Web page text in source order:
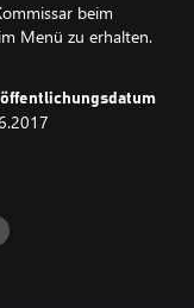
beim
Menü zu erhalten.